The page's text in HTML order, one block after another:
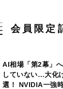
会員限定
AI相場「第2幕」
していない…大化
選！ NVIDIA一強